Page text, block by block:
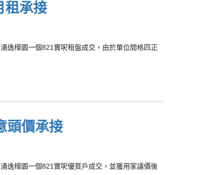
租承接
逸樺園一個821實呎租盤成交，由於單位間格四正
頭價承接
逸樺園一個821實呎優質戶成交，並獲用家議價後